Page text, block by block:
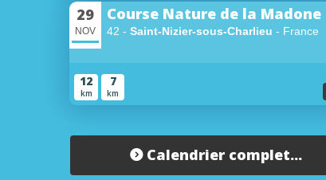
29
NOV
Course Nature de la Madone
42 - Saint-Nizier-sous-Charlieu - France
12
km
7
km
Calendrier complet...